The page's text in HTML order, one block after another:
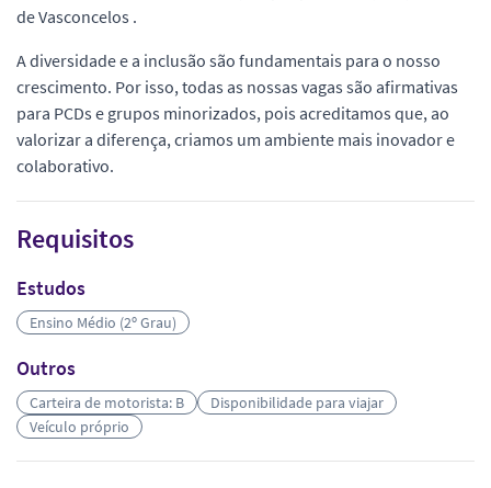
de Vasconcelos .
A diversidade e a inclusão são fundamentais para o nosso
crescimento. Por isso, todas as nossas vagas são afirmativas
para PCDs e grupos minorizados, pois acreditamos que, ao
valorizar a diferença, criamos um ambiente mais inovador e
colaborativo.
Requisitos
Estudos
Ensino Médio (2º Grau)
Outros
Carteira de motorista: B
Disponibilidade para viajar
Veículo próprio